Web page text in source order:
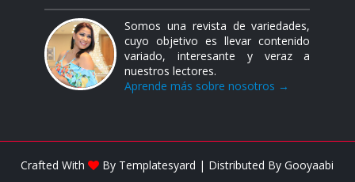
Somos una revista de variedades,
cuyo objetivo es llevar contenido
variado, interesante y veraz a
nuestros lectores.
Aprende más sobre nosotros →
Crafted With By Templatesyard | Distributed ByGooyaabi